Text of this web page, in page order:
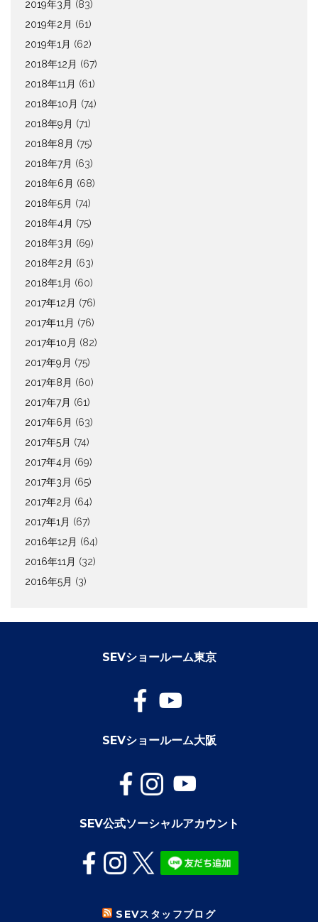
2019年3月 (83)
2019年2月 (61)
2019年1月 (62)
2018年12月 (67)
2018年11月 (61)
2018年10月 (74)
2018年9月 (71)
2018年8月 (75)
2018年7月 (63)
2018年6月 (68)
2018年5月 (74)
2018年4月 (75)
2018年3月 (69)
2018年2月 (63)
2018年1月 (60)
2017年12月 (76)
2017年11月 (76)
2017年10月 (82)
2017年9月 (75)
2017年8月 (60)
2017年7月 (61)
2017年6月 (63)
2017年5月 (74)
2017年4月 (69)
2017年3月 (65)
2017年2月 (64)
2017年1月 (67)
2016年12月 (64)
2016年11月 (32)
2016年5月 (3)
SEVショールーム東京
SEVショールーム大阪
SEV公式ソーシャルアカウント
SEVスタッフブログ